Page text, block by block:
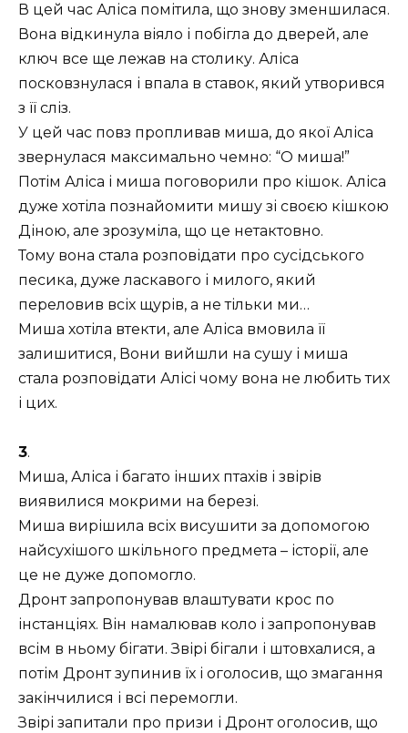
В цей час Аліса помітила, що знову зменшилася.
Вона відкинула віяло і побігла до дверей, але
ключ все ще лежав на столику. Аліса
посковзнулася і впала в ставок, який утворився
з її сліз.
У цей час повз пропливав миша, до якої Аліса
звернулася максимально чемно: “О миша!”
Потім Аліса і миша поговорили про кішок. Аліса
дуже хотіла познайомити мишу зі своєю кішкою
Діною, але зрозуміла, що це нетактовно.
Тому вона стала розповідати про сусідського
песика, дуже ласкавого і милого, який
переловив всіх щурів, а не тільки ми…
Миша хотіла втекти, але Аліса вмовила її
залишитися, Вони вийшли на сушу і миша
стала розповідати Алісі чому вона не любить тих
і цих.
3.
Миша, Аліса і багато інших птахів і звірів
виявилися мокрими на березі.
Миша вирішила всіх висушити за допомогою
найсухішого шкільного предмета – історії, але
це не дуже допомогло.
Дронт запропонував влаштувати крос по
інстанціях. Він намалював коло і запропонував
всім в ньому бігати. Звірі бігали і штовхалися, а
потім Дронт зупинив їх і оголосив, що змагання
закінчилися і всі перемогли.
Звірі запитали про призи і Дронт оголосив, що